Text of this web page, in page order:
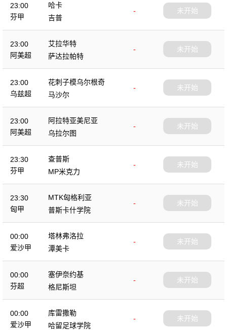
23:00
芬甲
哈卡
-
吉普
未开始
23:00
阿美超
艾拉华特
-
萨达拉帕特
未开始
23:00
乌兹超
花刺子模乌尔根奇
-
马沙尔
未开始
23:00
阿美超
阿拉特亚美尼亚
-
乌拉尔图
未开始
23:30
芬甲
查普斯
-
MP米克力
未开始
23:30
匈甲
MTK匈格利亚
-
普斯卡什学院
未开始
00:00
爱沙甲
塔林弗洛拉
-
潭美卡
未开始
00:00
芬超
塞伊奈约基
-
格尼斯坦
未开始
00:00
爱沙甲
库雷撒勒
-
哈留足球学院
未开始